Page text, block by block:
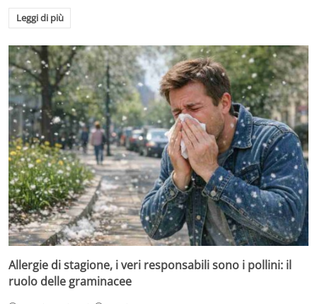
Leggi di più
Allergie di stagione, i veri responsabili sono i pollini: il
ruolo delle graminacee